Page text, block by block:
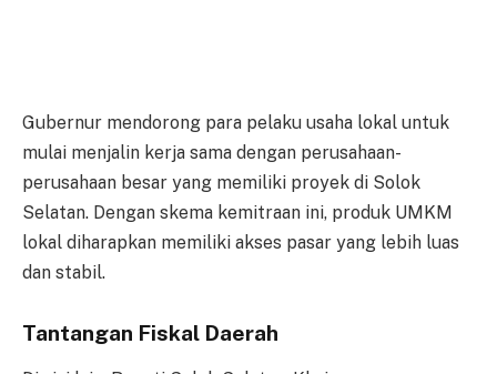
Gubernur mendorong para pelaku usaha lokal untuk
mulai menjalin kerja sama dengan perusahaan-
perusahaan besar yang memiliki proyek di Solok
Selatan. Dengan skema kemitraan ini, produk UMKM
lokal diharapkan memiliki akses pasar yang lebih luas
dan stabil.
Tantangan Fiskal Daerah